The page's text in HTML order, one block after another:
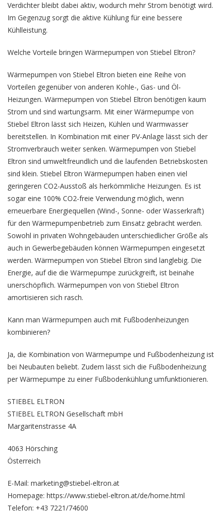
Verdichter bleibt dabei aktiv, wodurch mehr Strom benötigt wird.
Im Gegenzug sorgt die aktive Kühlung für eine bessere
Kühlleistung.
Welche Vorteile bringen Wärmepumpen von Stiebel Eltron?
Wärmepumpen von Stiebel Eltron bieten eine Reihe von
Vorteilen gegenüber von anderen Kohle-, Gas- und Öl-
Heizungen. Wärmepumpen von Stiebel Eltron benötigen kaum
Strom und sind wartungsarm. Mit einer Wärmepumpe von
Stiebel Eltron lässt sich Heizen, Kühlen und Warmwasser
bereitstellen. In Kombination mit einer PV-Anlage lässt sich der
Stromverbrauch weiter senken. Wärmepumpen von Stiebel
Eltron sind umweltfreundlich und die laufenden Betriebskosten
sind klein. Stiebel Eltron Wärmepumpen haben einen viel
geringeren CO2-Ausstoß als herkömmliche Heizungen. Es ist
sogar eine 100% CO2-freie Verwendung möglich, wenn
erneuerbare Energiequellen (Wind-, Sonne- oder Wasserkraft)
für den Wärmepumpenbetrieb zum Einsatz gebracht werden.
Sowohl in privaten Wohngebäuden unterschiedlicher Größe als
auch in Gewerbegebäuden können Wärmepumpen eingesetzt
werden. Wärmepumpen von Stiebel Eltron sind langlebig. Die
Energie, auf die die Wärmepumpe zurückgreift, ist beinahe
unerschöpflich. Wärmepumpen von von Stiebel Eltron
amortisieren sich rasch.
Kann man Wärmepumpen auch mit Fußbodenheizungen
kombinieren?
Ja, die Kombination von Wärmepumpe und Fußbodenheizung ist
bei Neubauten beliebt. Zudem lässt sich die Fußbodenheizung
per Wärmepumpe zu einer Fußbodenkühlung umfunktionieren.
STIEBEL ELTRON
STIEBEL ELTRON Gesellschaft mbH
Margaritenstrasse 4A
4063 Hörsching
Österreich
E-Mail: marketing@stiebel-eltron.at
Homepage: https://www.stiebel-eltron.at/de/home.html
Telefon: +43 7221/74600